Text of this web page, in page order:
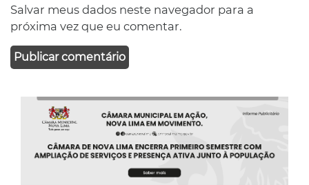
Salvar meus dados neste navegador para a
próxima vez que eu comentar.